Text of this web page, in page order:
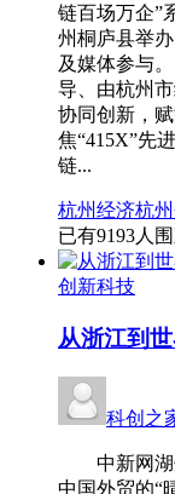
链百场万企”
州桐庐县举
及媒体参与
导、由杭州
协同创新，
焦“415X”先
链...
杭州经济杭州
已有9193人
创新科技
从浙江到
科创之
中新网湖
中国外贸的“